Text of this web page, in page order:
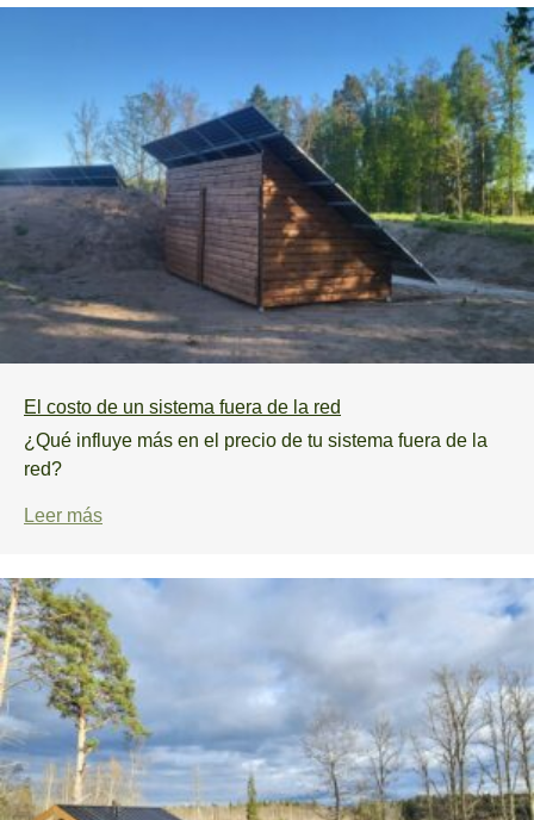
El costo de un sistema fuera de la red
¿Qué influye más en el precio de tu sistema fuera de la
red?
Leer más